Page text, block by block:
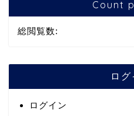
Count
総閲覧数:
ログ
ログイン